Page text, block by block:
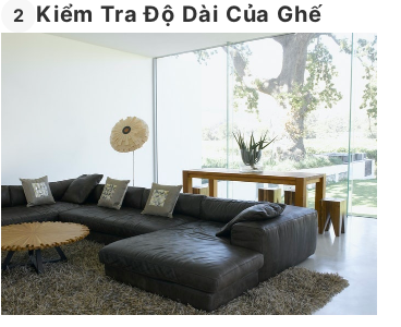
2 Kiểm Tra Độ Dài Của Ghế